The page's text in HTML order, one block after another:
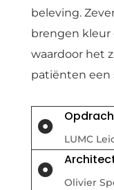
beleving.
brengen kleur
waardoor het
patiënten een

LUMC

​Olivier